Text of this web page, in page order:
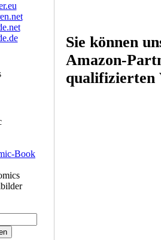
Sie können
Amazon-
qualifizierten